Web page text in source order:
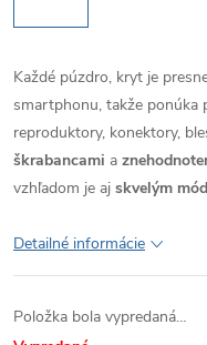
Každé púzdro, kryt je
smartphonu, takže ponúka
reproduktory, konektory,
škrabancami a
vzhľadom je aj skvelým
Detailné informácie
Položka bola vypredaná…